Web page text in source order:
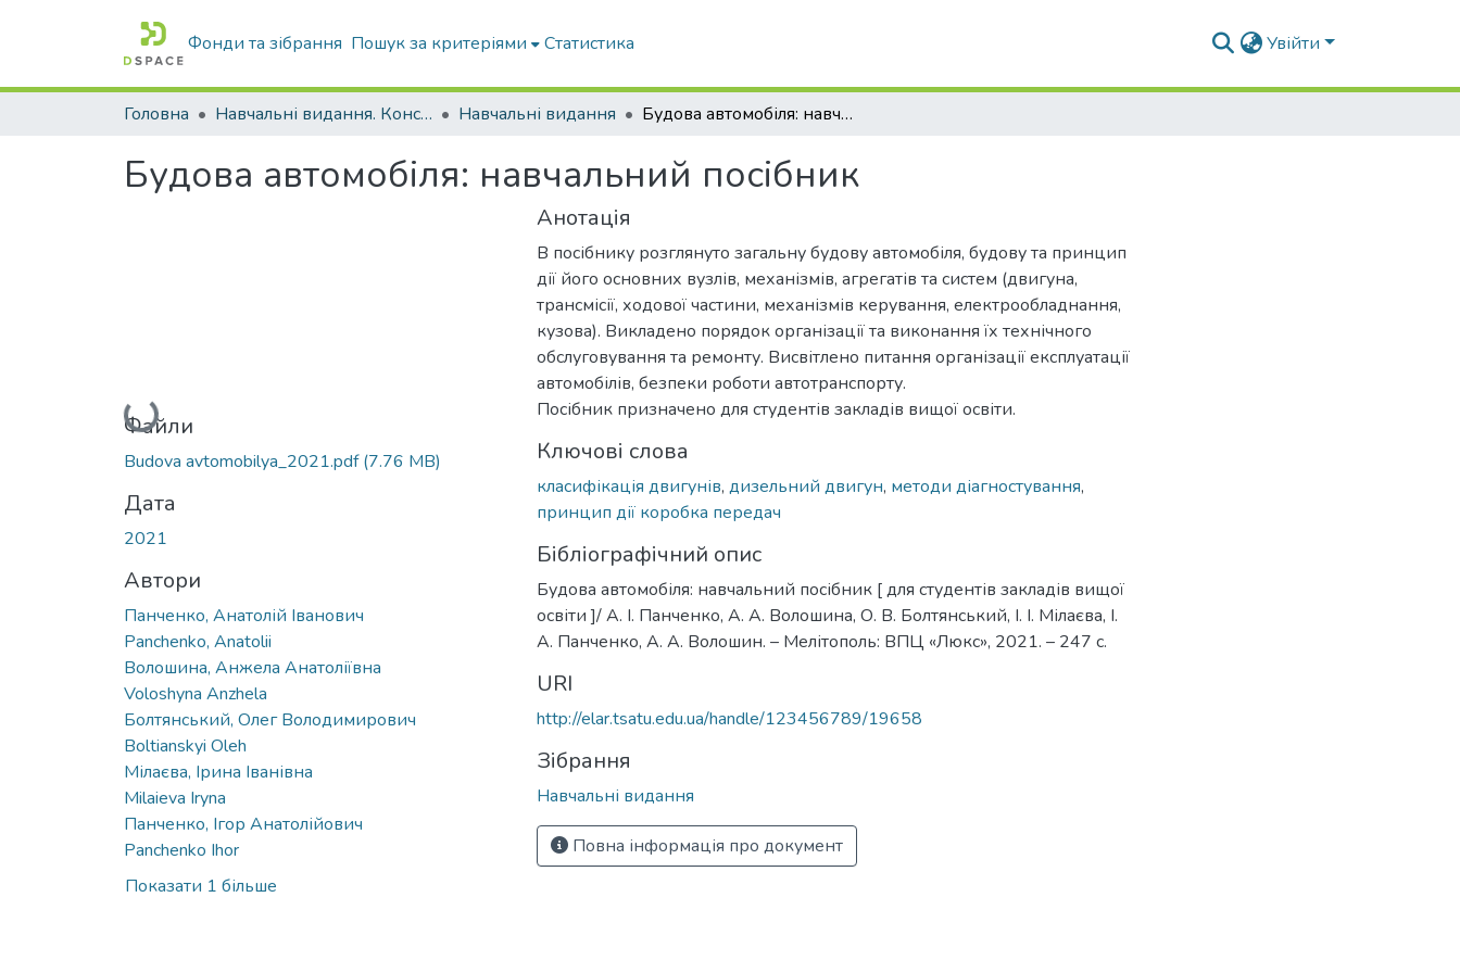
Фонди та зібрання Пошук за критеріями Статистика Увійти
Головна Навчальні видання. Конспекти лекцій Навчальні видання Будова автомобіля: навчальний посібник
Будова автомобіля: навчальний посібник
Вантажиться...
Файли
Budova avtomobilya_2021.pdf(7.76 MB)
Дата
2021
Автори
Панченко, Анатолій Іванович
Panchenko, Anatolii
Волошина, Анжела Анатоліївна
Voloshyna Anzhela
Болтянський, Олег Володимирович
Boltianskyi Oleh
Мілаєва, Ірина Іванівна
Milaieva Iryna
Панченко, Ігор Анатолійович
Panchenko Ihor
Показати 1 більше
Анотація
В посібнику розглянуто загальну будову автомобіля, будову та принцип
дії його основних вузлів, механізмів, агрегатів та систем (двигуна,
трансмісії, ходової частини, механізмів керування, електрообладнання,
кузова). Викладено порядок організації та виконання їх технічного
обслуговування та ремонту. Висвітлено питання організації експлуатації
автомобілів, безпеки роботи автотранспорту.
Посібник призначено для студентів закладів вищої освіти.
Ключові слова
класифікація двигунів, дизельний двигун, методи діагностування,
принцип дії коробка передач
Бібліографічний опис
Будова автомобіля: навчальний посібник [ для студентів закладів вищої
освіти ]/ А. І. Панченко, А. А. Волошина, О. В. Болтянський, І. І. Мілаєва, І.
А. Панченко, А. А. Волошин. – Мелітополь: ВПЦ «Люкс», 2021. – 247 с.
URI
http://elar.tsatu.edu.ua/handle/123456789/19658
Зібрання
Навчальні видання
Повна інформація про документ